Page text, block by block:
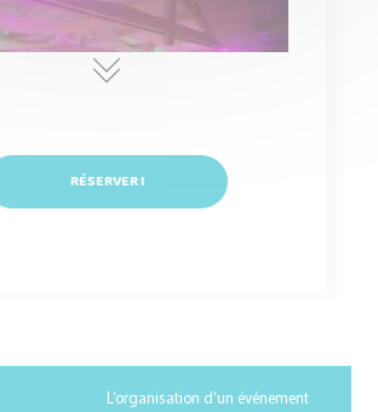
RÉSERVER !
L’organisation d’un événement